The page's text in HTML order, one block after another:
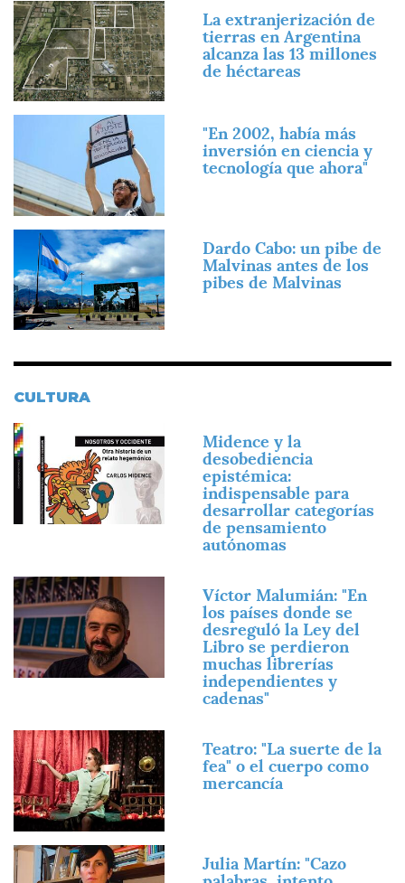
Imagen
La extranjerización de
tierras en Argentina
alcanza las 13 millones
de héctareas
"En 2002, había más
inversión en ciencia y
tecnología que ahora"
Imagen
Dardo Cabo: un pibe de
Malvinas antes de los
pibes de Malvinas
CULTURA
Imagen
Midence y la
desobediencia
epistémica:
indispensable para
desarrollar categorías
de pensamiento
autónomas
Imagen
Víctor Malumián: "En
los países donde se
desreguló la Ley del
Libro se perdieron
muchas librerías
independientes y
cadenas"
Imagen
Teatro: "La suerte de la
fea" o el cuerpo como
mercancía
Imagen
Julia Martín: "Cazo